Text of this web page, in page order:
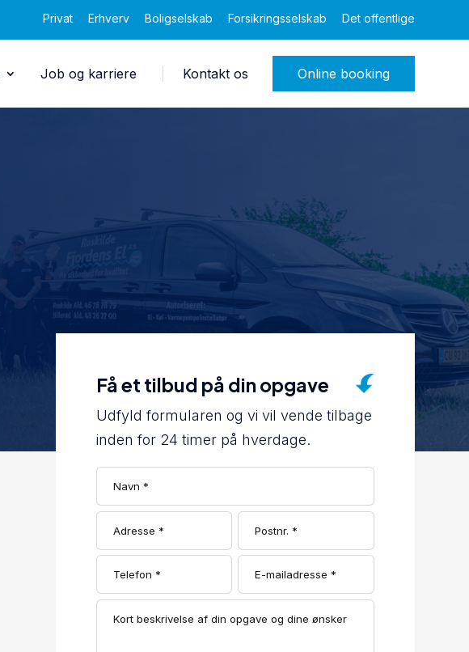
Privat Erhverv Boligselskab Forsikringsselskab Det offentlige
Job og karriere Kontakt os Online booking
Få et tilbud på din opgave
Udfyld formularen og vi vil vende tilbage
inden for 24 timer på hverdage.